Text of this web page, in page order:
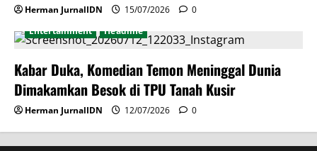
Herman JurnalIDN 15/07/2026
0
Entertainment
Headline
Kabar Duka, Komedian Temon Meninggal Dunia
Dimakamkan Besok di TPU Tanah Kusir
Herman JurnalIDN 12/07/2026 0